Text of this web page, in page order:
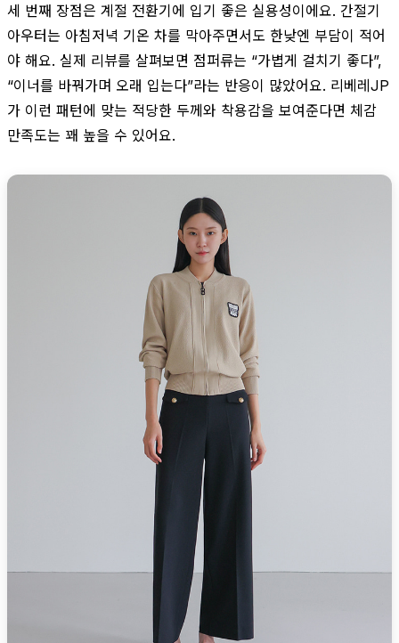
세 번째 장점은 계절 전환기에 입기 좋은 실용성이에요. 간절기
아우터는 아침저녁 기온 차를 막아주면서도 한낮엔 부담이 적어
야 해요. 실제 리뷰를 살펴보면 점퍼류는 “가볍게 걸치기 좋다”,
“이너를 바꿔가며 오래 입는다”라는 반응이 많았어요. 리베레JP
가 이런 패턴에 맞는 적당한 두께와 착용감을 보여준다면 체감
만족도는 꽤 높을 수 있어요.